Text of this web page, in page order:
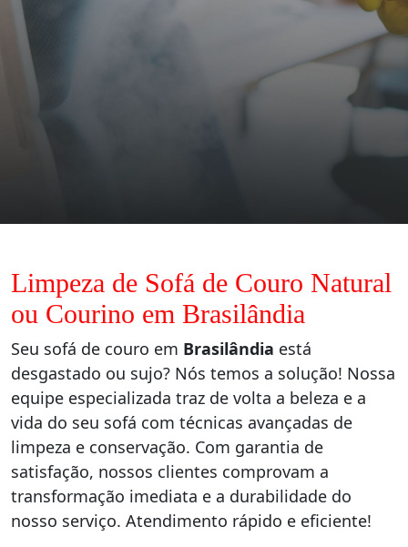
Limpeza de Sofá de Couro Natural
ou Courino em Brasilândia
Seu sofá de couro em Brasilândia está
desgastado ou sujo? Nós temos a solução! Nossa
equipe especializada traz de volta a beleza e a
vida do seu sofá com técnicas avançadas de
limpeza e conservação. Com garantia de
satisfação, nossos clientes comprovam a
transformação imediata e a durabilidade do
nosso serviço. Atendimento rápido e eficiente!